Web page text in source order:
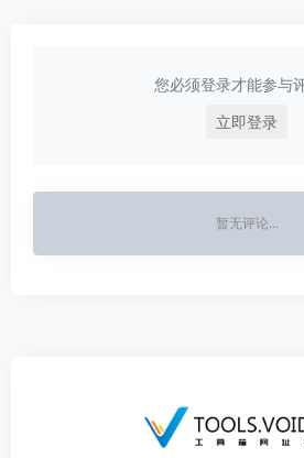
您必须登录才能参与
立即登录
暂无评论...